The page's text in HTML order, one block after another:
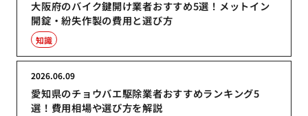
大阪府のバイク鍵開け業者おすすめ5選！メットイン
開錠・紛失作製の費用と選び方
知識
愛知県のチョウバエ駆除業者おすすめランキング5
選！費用相場や選び方を解説
2026.06.09